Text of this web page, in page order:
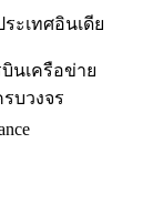
ระเทศอินเดีย
นเครือข่าย
บวงจร